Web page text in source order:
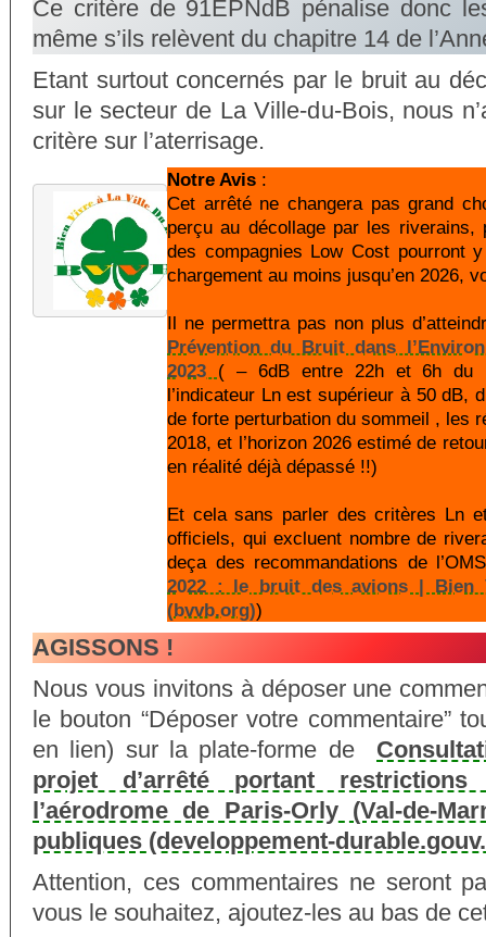
Ce critère de 91EPNdB pénalise donc
même s’ils relèvent du chapitre 14 de
Etant surtout concernés par le bruit au
sur le secteur de La Ville-du-Bois, nous
critère sur l’aterrisage.
Notre Avis :
Cet arrêté ne changera pas grand
perçu au décollage par les riverains,
des compagnies Low Cost pourront
chargement au moins jusqu’en 2026,
Il ne permettra pas non plus
Prévention du Bruit dans
2023 ( – 6dB entre 22h et 6h du
l’indicateur Ln est supérieur à 50 dB,
de forte perturbation du sommeil , les
2018, et l’horizon 2026 estimé de
en réalité déjà dépassé !!)
Et cela sans parler des critères Ln
officiels, qui excluent nombre de
deça des recommandations de
2022 : le bruit des avions |
(bvvb.org))
AGISSONS !
Nous vous invitons à déposer une
le bouton “Déposer votre commentaire”
en lien) sur la plate-forme de
projet d’arrêté portant restrictions
l’aérodrome de Paris-Orly (Val-de-
publiques (developpement-
Attention, ces commentaires ne seront
vous le souhaitez, ajoutez-les au bas de